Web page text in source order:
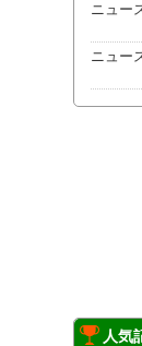
ニュー
ニュー
人気